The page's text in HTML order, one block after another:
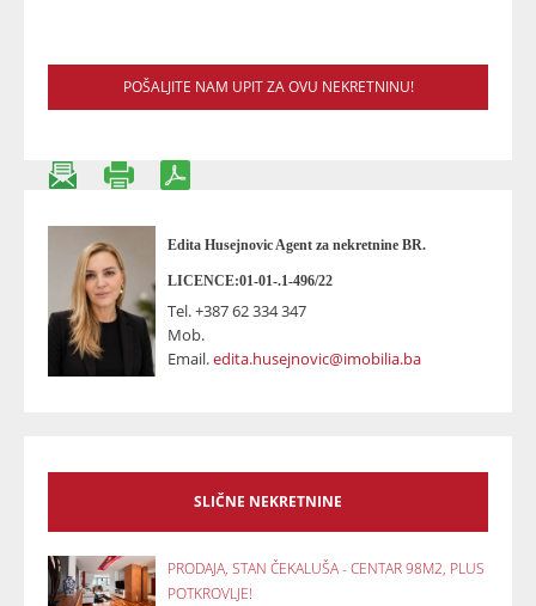
POŠALJITE NAM UPIT ZA OVU NEKRETNINU!
Edita Husejnovic Agent za nekretnine BR.
LICENCE:01-01-.1-496/22
Tel.+387 62 334 347
Mob.
Email.edita.husejnovic@imobilia.ba
SLIČNE NEKRETNINE
PRODAJA, STAN ČEKALUŠA - CENTAR 98M2, PLUS
POTKROVLJE!